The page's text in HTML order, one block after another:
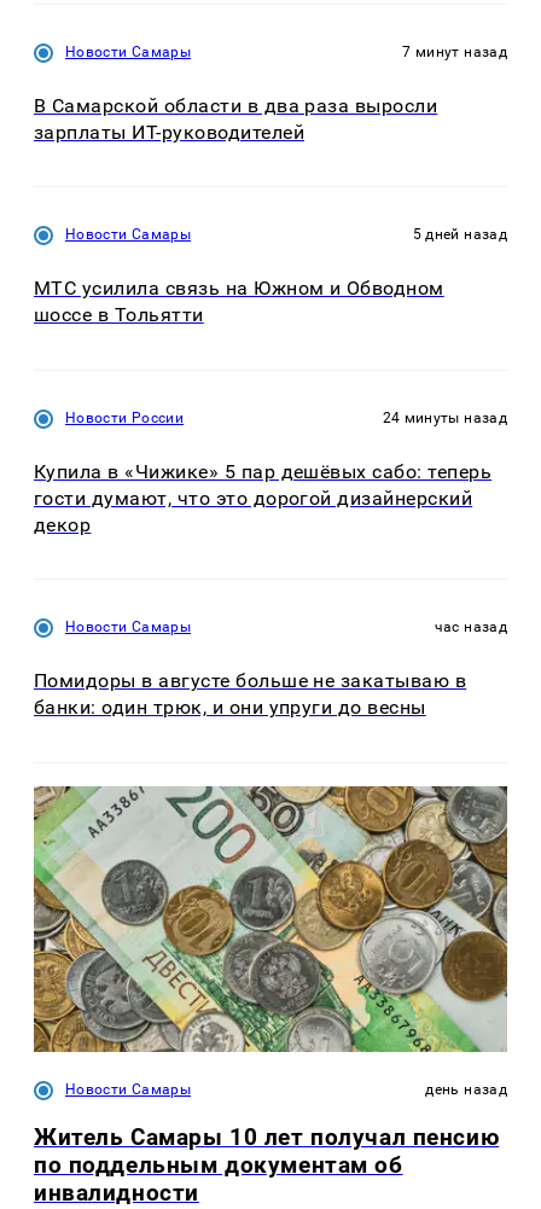
Новости Самары 7 минут назад
В Самарской области в два раза выросли
зарплаты ИТ-руководителей
Новости Самары 5 дней назад
МТС усилила связь на Южном и Обводном
шоссе в Тольятти
Новости России 24 минуты назад
Купила в «Чижике» 5 пар дешёвых сабо: теперь
гости думают, что это дорогой дизайнерский
декор
Новости Самары час назад
Помидоры в августе больше не закатываю в
банки: один трюк, и они упруги до весны
Новости Самары день назад
Житель Самары 10 лет получал пенсию
по поддельным документам об
инвалидности